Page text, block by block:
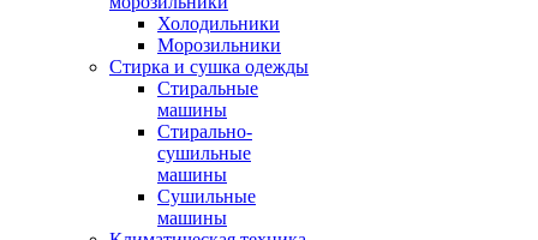
Холодильники
Морозильники
Стирка и сушка одежды
Стиральные
машины
Стирально-
сушильные
машины
Сушильные
машины